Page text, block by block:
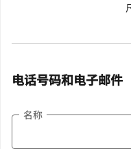
电话号码和电子邮件
名称